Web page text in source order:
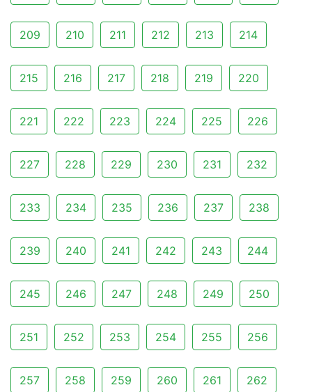
209 210 211 212 213 214
215 216 217 218 219 220
221 222 223 224 225 226
227 228 229 230 231 232
233 234 235 236 237 238
239 240 241 242 243 244
245 246 247 248 249 250
251 252 253 254 255 256
257 258 259 260 261 262